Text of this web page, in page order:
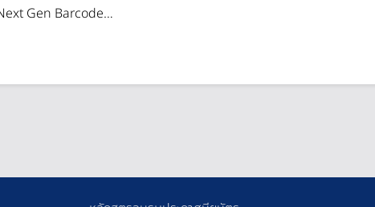
Gen Barcode…